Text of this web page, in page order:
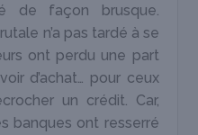
de façon brusque.
n’a pas tardé à se
ont perdu une part
d’achat… pour ceux
un crédit. Car,
banques ont resserré